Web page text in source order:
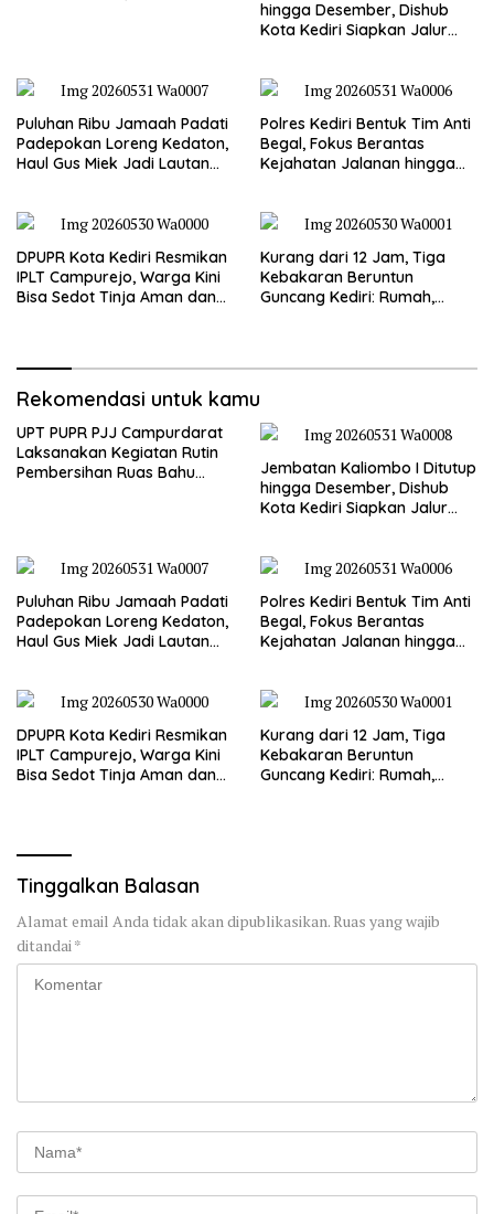
hingga Desember, Dishub
Kota Kediri Siapkan Jalur
Puluhan Ribu Jamaah Padati
Padepokan Loreng Kedaton,
Haul Gus Miek Jadi Lautan
Polres Kediri Bentuk Tim Anti
Begal, Fokus Berantas
Kejahatan Jalanan hingga
DPUPR Kota Kediri Resmikan
IPLT Campurejo, Warga Kini
Bisa Sedot Tinja Aman dan
Kurang dari 12 Jam, Tiga
Kebakaran Beruntun
Guncang Kediri: Rumah,
Rekomendasi untuk kamu
UPT PUPR PJJ Campurdarat
Laksanakan Kegiatan Rutin
Pembersihan Ruas Bahu
Jembatan Kaliombo I Ditutup
hingga Desember, Dishub
Kota Kediri Siapkan Jalur
Puluhan Ribu Jamaah Padati
Padepokan Loreng Kedaton,
Haul Gus Miek Jadi Lautan
Polres Kediri Bentuk Tim Anti
Begal, Fokus Berantas
Kejahatan Jalanan hingga
DPUPR Kota Kediri Resmikan
IPLT Campurejo, Warga Kini
Bisa Sedot Tinja Aman dan
Kurang dari 12 Jam, Tiga
Kebakaran Beruntun
Guncang Kediri: Rumah,
Tinggalkan Balasan
Alamat email Anda tidak akan dipublikasikan.Ruas yang wajib
ditandai *